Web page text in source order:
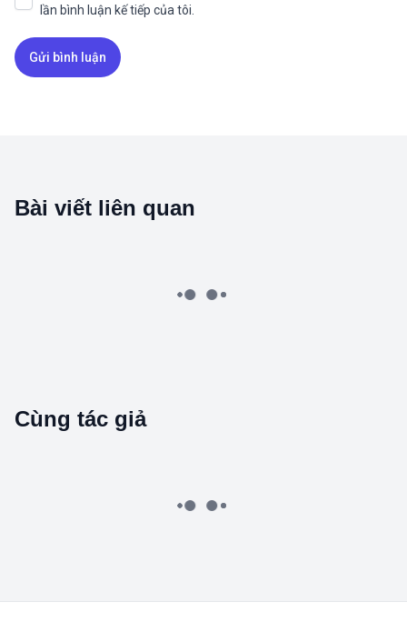
lần bình luận kế tiếp của tôi.
Bài viết liên quan